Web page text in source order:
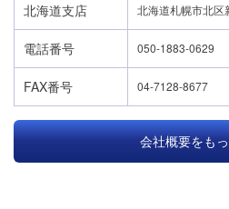
北海道支店 北海道札幌市北区
電話番号 050-1883-0629
FAX番号 04-7128-8677
会社概要をも